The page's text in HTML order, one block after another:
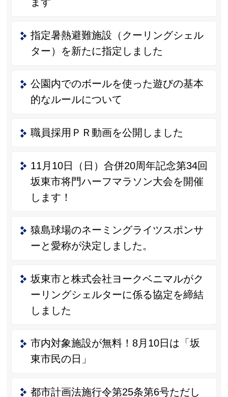
指定暑熱避難施設（クーリングシェル
ター）を新たに指定しました
公園内でのボールを使った遊びの基本
的なルールについて
職員採用ＰＲ動画を公開しました
11月10日（日）合併20周年記念第34回
坂東市将門ハーフマラソン大会を開催
します！
猿島球場のネーミングライツスポンサ
ーと愛称が決定しました。
坂東市と株式会社ヨークベニマルがク
ーリングシェルターに係る協定を締結
しました
市内対象施設が無料！8月10日は「坂
東市民の日」
都市計画法施行令第25条第6号ただし